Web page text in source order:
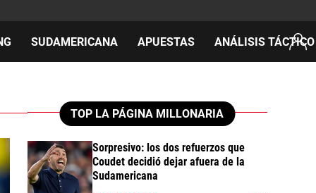
SUDAMERICANA APUESTAS ANÁLISIS TÁCTICO
día
TOP LA PÁGINA MILLONARIA
Sorpresivo: los dos refuerzos que
Coudet decidió dejar afuera de la
Sudamericana